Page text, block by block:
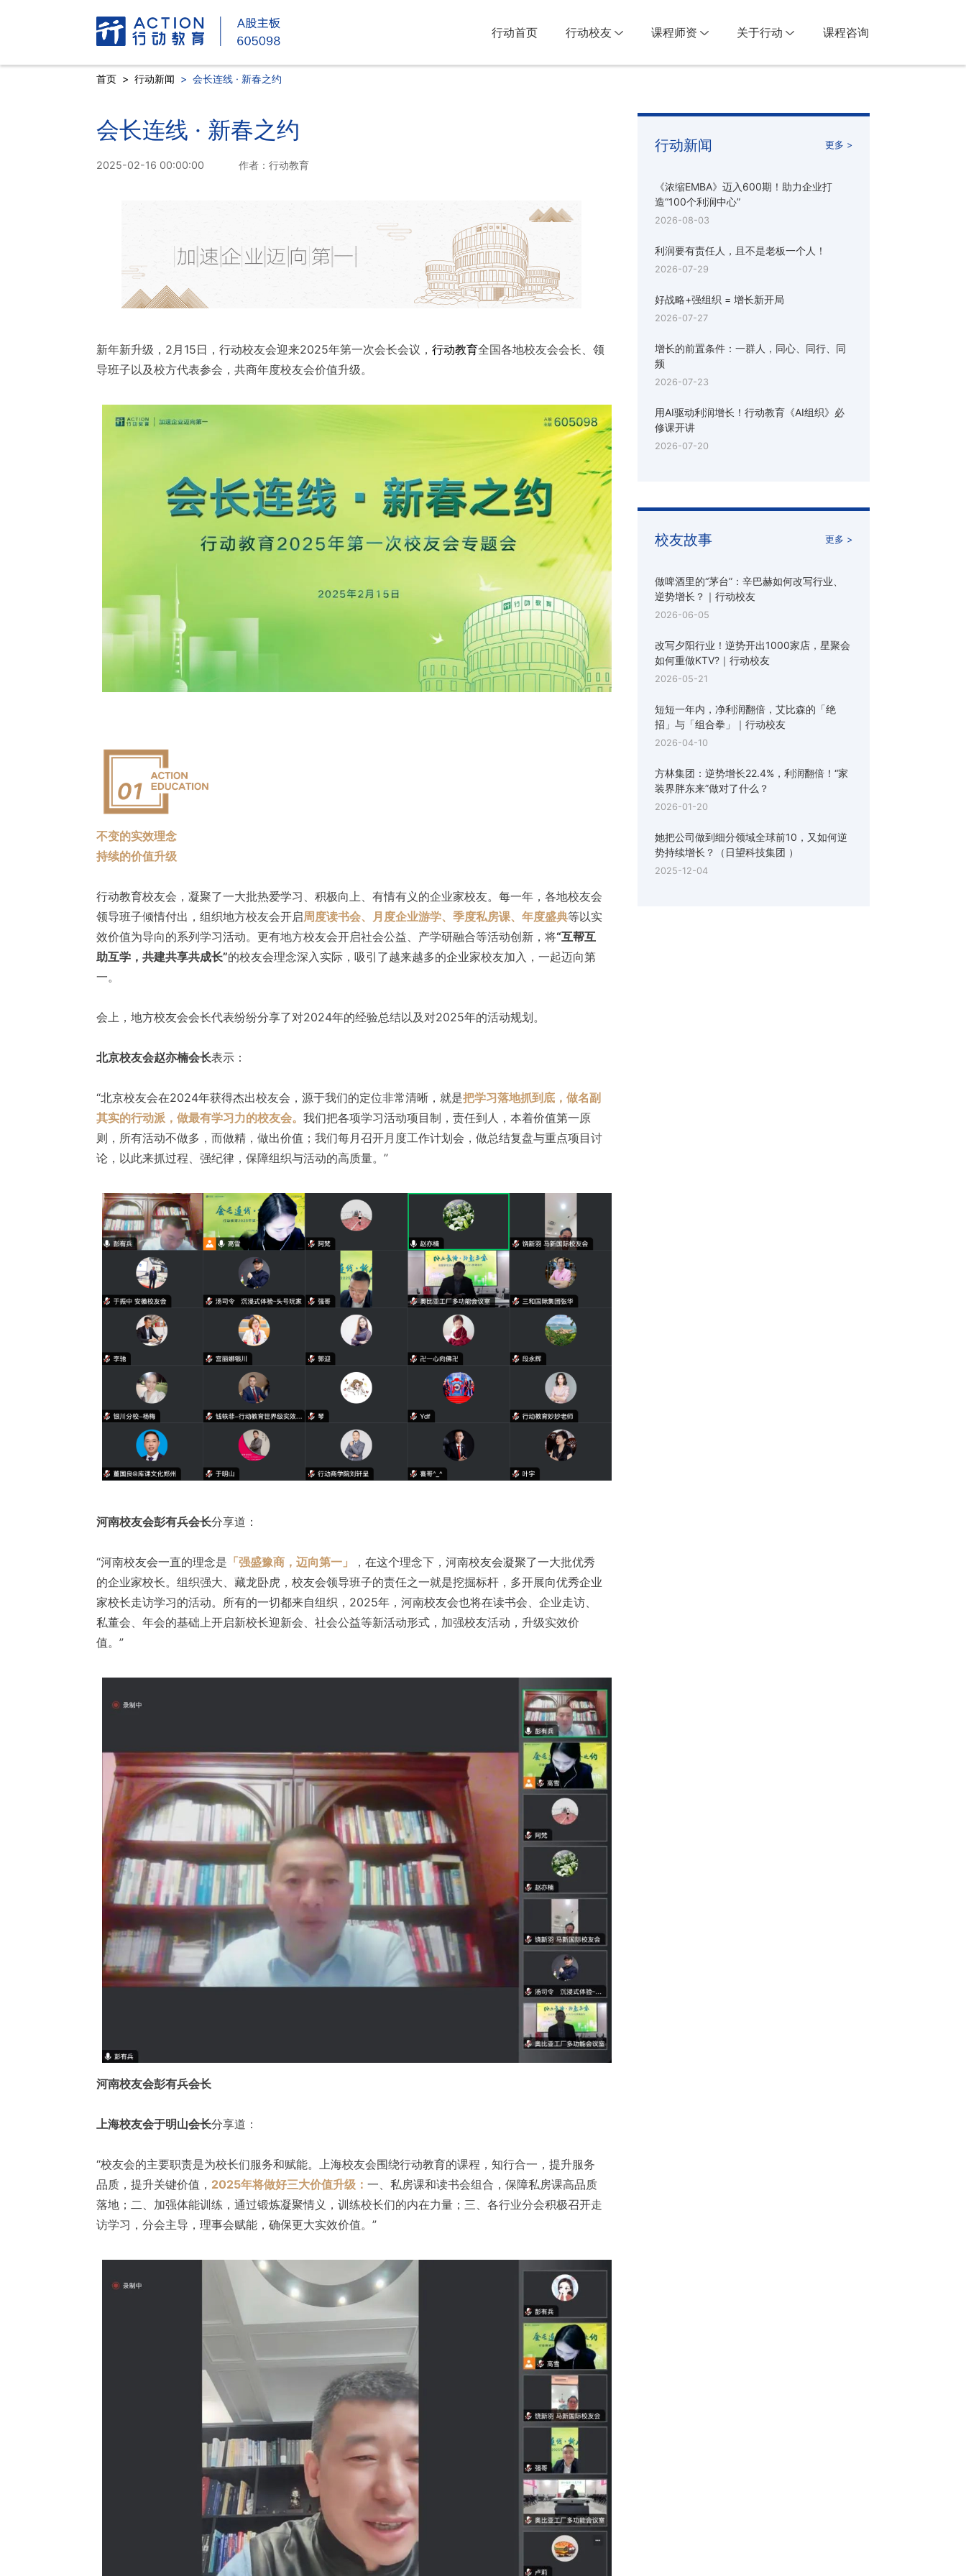
行动首页 行动校友 课程师资 关于行动 课程咨询
首页 > 行动新闻 > 会长连线 · 新春之约
会长连线 · 新春之约
2025-02-16 00:00:00 作者：行动教育
新年新升级，2月15日，行动校友会迎来2025年第一次会长会议，行动教育全国各地校友会会长、领
导班子以及校方代表参会，共商年度校友会价值升级。
不变的实效理念
持续的价值升级
行动教育校友会，凝聚了一大批热爱学习、积极向上、有情有义的企业家校友。每一年，各地校友会
领导班子倾情付出，组织地方校友会开启周度读书会、月度企业游学、季度私房课、年度盛典等以实
效价值为导向的系列学习活动。更有地方校友会开启社会公益、产学研融合等活动创新，将“互帮互
助互学，共建共享共成长”的校友会理念深入实际，吸引了越来越多的企业家校友加入，一起迈向第
一。
会上，地方校友会会长代表纷纷分享了对2024年的经验总结以及对2025年的活动规划。
北京校友会赵亦楠会长表示：
“北京校友会在2024年获得杰出校友会，源于我们的定位非常清晰，就是把学习落地抓到底，做名副
其实的行动派，做最有学习力的校友会。我们把各项学习活动项目制，责任到人，本着价值第一原
则，所有活动不做多，而做精，做出价值；我们每月召开月度工作计划会，做总结复盘与重点项目讨
论，以此来抓过程、强纪律，保障组织与活动的高质量。”
河南校友会彭有兵会长分享道：
“河南校友会一直的理念是 「强盛豫商，迈向第一」
，在这个理念下，河南校友会凝聚了一大批优秀
的企业家校长。组织强大、藏龙卧虎，校友会领导班子的责任之一就是挖掘标杆，多开展向优秀企业
家校长走访学习的活动。所有的一切都来自组织，2025年，河南校友会也将在读书会、企业走访、
私董会、年会的基础上开启新校长迎新会、社会公益等新活动形式，加强校友活动，升级实效价
值。”
河南校友会彭有兵会长
上海校友会于明山会长分享道：
“校友会的主要职责是为校长们服务和赋能。上海校友会围绕行动教育的课程，知行合一，提升服务
品质，提升关键价值， 2025年将做好三大价值升级：一、私房课和读书会组合，保障私房课高品质
落地；二、加强体能训练，通过锻炼凝聚情义，训练校长们的内在力量；三、各行业分会积极召开走
访学习，分会主导，理事会赋能，确保更大实效价值。”
行动新闻 更多 >
《浓缩EMBA》迈入600期！助力企业打
造“100个利润中心”
2026-08-03
利润要有责任人，且不是老板一个人！
2026-07-29
好战略+强组织 = 增长新开局
2026-07-27
增长的前置条件：一群人，同心、同行、同
频
2026-07-23
用AI驱动利润增长！行动教育《AI组织》必
修课开讲
2026-07-20
校友故事 更多 >
做啤酒里的“茅台”：辛巴赫如何改写行业、
逆势增长？｜行动校友
2026-06-05
改写夕阳行业！逆势开出1000家店，星聚会
如何重做KTV?｜行动校友
2026-05-21
短短一年内，净利润翻倍，艾比森的「绝
招」与「组合拳」｜行动校友
2026-04-10
方林集团：逆势增长22.4%，利润翻倍！“家
装界胖东来”做对了什么？
2026-01-20
她把公司做到细分领域全球前10，又如何逆
势持续增长？（日望科技集团 ）
2025-12-04